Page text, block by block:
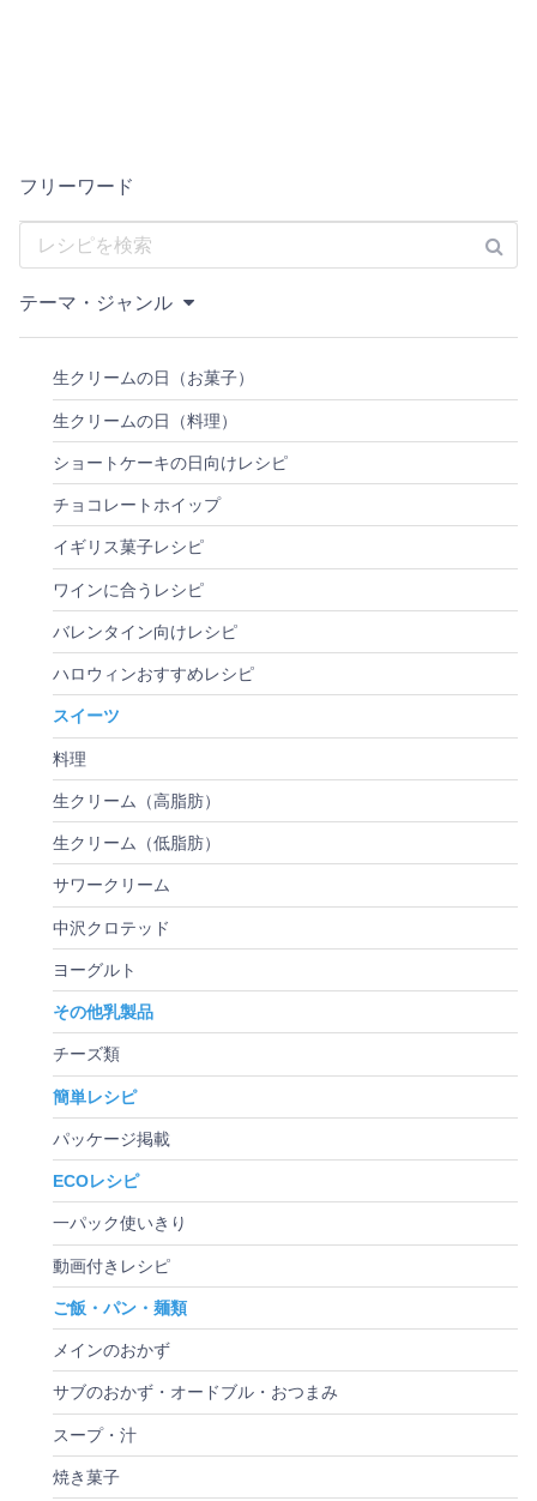
フリーワード
テーマ・ジャンル
生クリームの日（お菓子）
生クリームの日（料理）
ショートケーキの日向けレシピ
チョコレートホイップ
イギリス菓子レシピ
ワインに合うレシピ
バレンタイン向けレシピ
ハロウィンおすすめレシピ
スイーツ
料理
生クリーム（高脂肪）
生クリーム（低脂肪）
サワークリーム
中沢クロテッド
ヨーグルト
その他乳製品
チーズ類
簡単レシピ
パッケージ掲載
ECOレシピ
一パック使いきり
動画付きレシピ
ご飯・パン・麺類
メインのおかず
サブのおかず・オードブル・おつまみ
スープ・汁
焼き菓子